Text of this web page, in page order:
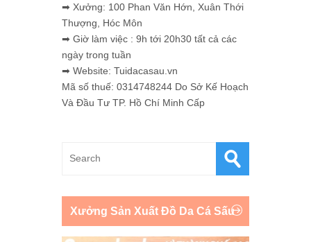
➡ Xưởng: 100 Phan Văn Hớn, Xuân Thới
Thượng, Hóc Môn
➡ Giờ làm việc : 9h tới 20h30 tất cả các
ngày trong tuần
➡ Website: Tuidacasau.vn
Mã số thuế: 0314748244 Do Sở Kế Hoạch
Và Đầu Tư TP. Hồ Chí Minh Cấp
Xưởng Sản Xuất Đồ Da Cá Sấu